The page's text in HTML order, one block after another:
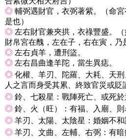
◎ 輔弼遇財官，衣弼著紫。（命
是也）
◎ 左右財官兼夾拱，衣祿豐盛。
財帛宮在醜，左在子，右在寅，乃
◎ 左右貞羊，遭刑盜。
◎ 左右昌曲逢羊陀，當生異痣。
◎ 化權、羊刃、陀羅、大耗、天
人之言而身受其累、終致官災或貶
◎ 鈴、七殺星：戰陣死亡、或死於
◎ 鈴、火（旺）：有福、入廟、則
◎ 羊刃、太陽、太陰星：婚姻不和
◎ 羊刃、文曲、左輔、右弼：有暗